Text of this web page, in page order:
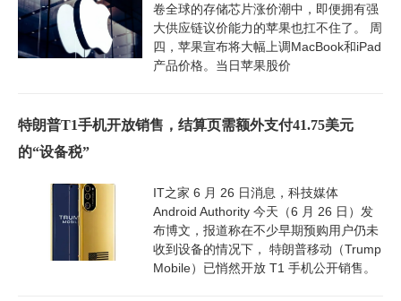
卷全球的存储芯片涨价潮中，即便拥有强
大供应链议价能力的苹果也扛不住了。 周
四，苹果宣布将大幅上调MacBook和iPad
产品价格。当日苹果股价
特朗普T1手机开放销售，结算页需额外支付41.75美元
的“设备税”
IT之家 6 月 26 日消息，科技媒体
Android Authority 今天（6 月 26 日）发
布博文，报道称在不少早期预购用户仍未
收到设备的情况下， 特朗普移动（Trump
Mobile）已悄然开放 T1 手机公开销售。